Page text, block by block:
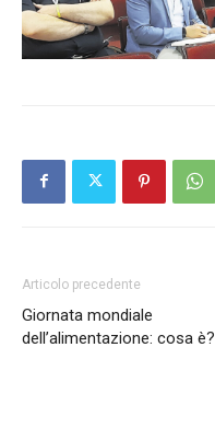
Articolo precedente
Giornata mondiale
dell’alimentazione: cosa è?